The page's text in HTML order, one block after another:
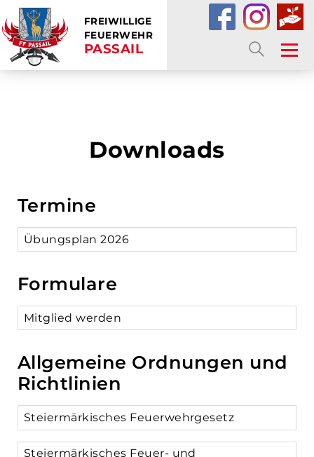
FREIWILLIGE
FEUERWEHR
PASSAIL
Downloads
Termine
Übungsplan 2026
Formulare
Mitglied werden
Allgemeine Ordnungen und
Richtlinien
Steiermärkisches Feuerwehrgesetz
Steiermärkisches Feuer- und